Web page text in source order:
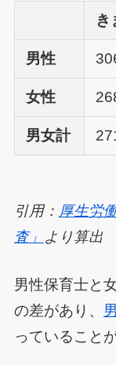
き
男性
女性
男女計
引用： 厚生労
査」 より算出
男性保育士と
の差があり、
っていること